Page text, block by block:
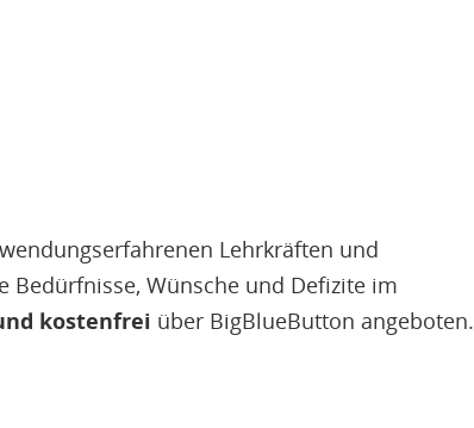
Lehrkräften und
Wünsche und Defizite im
kostenfrei über BigBlueButton angeboten.